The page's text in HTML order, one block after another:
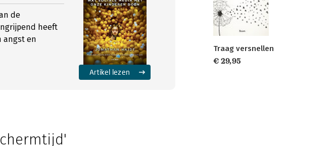
de
heeft
angst en
Artikel lezen
Traag versnellen
€ 29,95